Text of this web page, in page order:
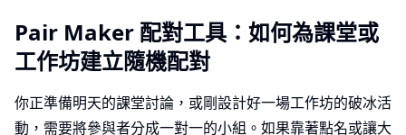
Pair Maker 配對工具：如何為課堂或
工作坊建立隨機配對
你正準備明天的課堂討論，或剛設計好一場工作坊的破冰活
動，需要將參與者分成一對一的小組。如果靠著點名或讓大